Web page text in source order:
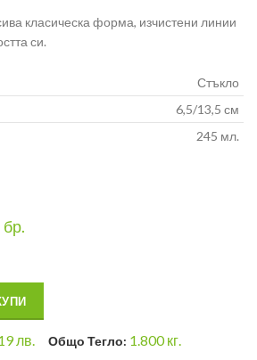
класическа форма, изчистени линии
си.
Стъкло
6,5/13,5 см
245 мл.
лв. Общо Тегло: 1.800кг.